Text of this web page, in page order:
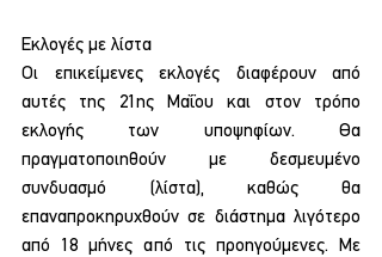
Εκλογές με λίστα
Οι επικείμενες εκλογές διαφέρουν από
αυτές της 21ης Μαΐου και στον τρόπο
εκλογής των υποψηφίων. Θα
πραγματοποιηθούν με δεσμευμένο
συνδυασμό (λίστα), καθώς θα
επαναπροκηρυχθούν σε διάστημα λιγότερο
από 18 μήνες από τις προηγούμενες. Με